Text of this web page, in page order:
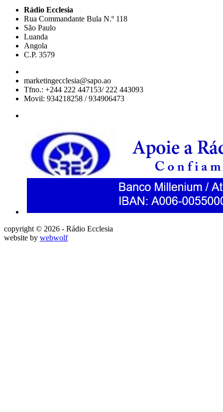
Rádio Ecclesia
Rua Commandante Bula N.º 118
São Paulo
Luanda
Angola
C.P. 3579
marketingecclesia@sapo.ao
Tfno.: +244 222 447153/ 222 443093
Movil: 934218258 / 934906473
copyright © 2026 - Rádio Ecclesia
website by webwolf